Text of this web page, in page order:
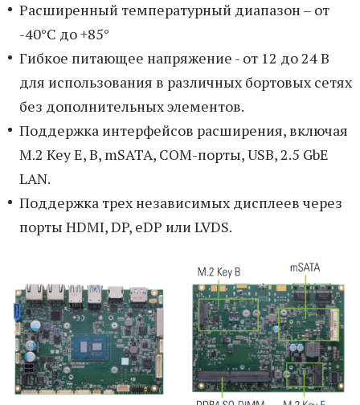
Расширенный температурный диапазон – от
-40°C до +85°
Гибкое питающее напряжение - от 12 до 24 В
для использования в различных бортовых сетях
без дополнительных элементов.
Поддержка интерфейсов расширения, включая
M.2 Key E, B, mSATA, COM-порты, USB, 2.5 GbE
LAN.
Поддержка трех независимых дисплеев через
порты HDMI, DP, eDP или LVDS.